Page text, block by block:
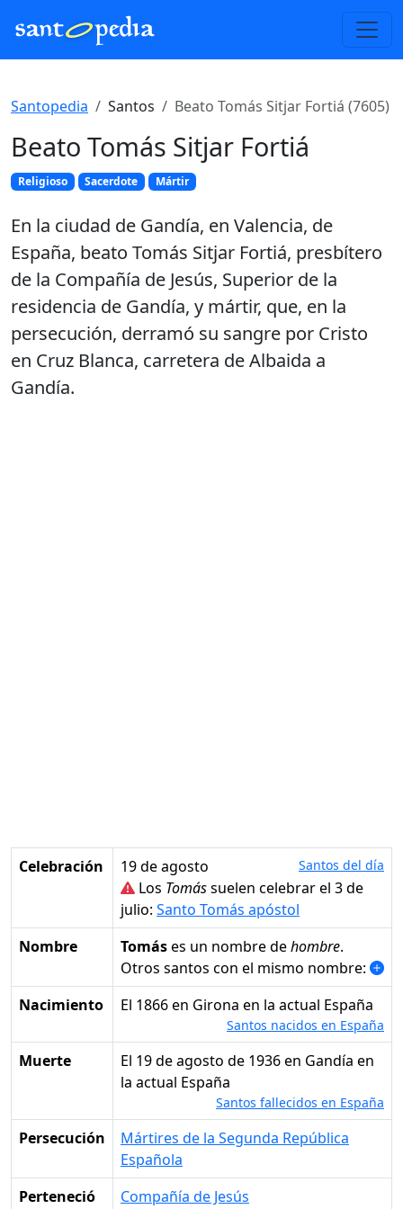
Santopedia Santos Beato Tomás Sitjar Fortiá (7605)
Beato Tomás Sitjar Fortiá
Religioso Sacerdote Mártir
En la ciudad de Gandía, en Valencia, de
España, beato Tomás Sitjar Fortiá, presbítero
de la Compañía de Jesús, Superior de la
residencia de Gandía, y mártir, que, en la
persecución, derramó su sangre por Cristo
en Cruz Blanca, carretera de Albaida a
Gandía.
Celebración 19 de agosto Santos del día
Los Tomássuelen celebrar el 3 de
julio: Santo Tomás apóstol
Nombre
Tomáses un nombre dehombre.
Otros santos con el mismo nombre:
Nacimiento
el 1866 en Girona en la actual España
Santos nacidos en España
Muerte
el 19 de agosto de 1936 en Gandía en
la actual España
Santos fallecidos en España
Persecución
Mártires de la Segunda República
Española
Perteneció
Compañía de Jesús